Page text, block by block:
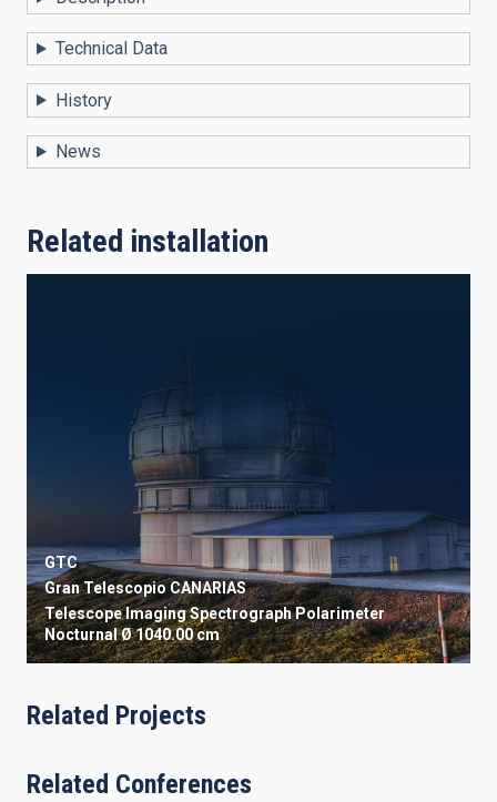
Technical Data
History
News
Related installation
GTC
Gran Telescopio CANARIAS
TelescopeImagingSpectrographPolarimeter
NocturnalØ 1040.00 cm
Related Projects
Related Conferences